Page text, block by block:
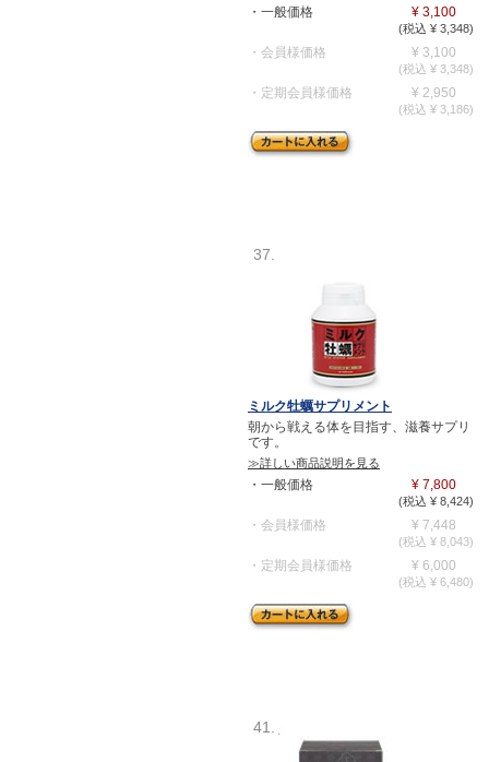
・一般価格 ¥ 3,100
(税込 ¥ 3,348)
・会員様価格 ¥ 3,100
(税込 ¥ 3,348)
・定期会員様価格 ¥ 2,950
(税込 ¥ 3,186)
37.
ミルク牡蠣サプリメント
朝から戦える体を目指す、滋養サプリ
です。
≫詳しい商品説明を見る
・一般価格 ¥ 7,800
(税込 ¥ 8,424)
・会員様価格 ¥ 7,448
(税込 ¥ 8,043)
・定期会員様価格 ¥ 6,000
(税込 ¥ 6,480)
41.